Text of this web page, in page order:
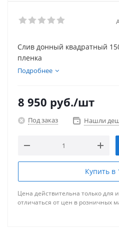
Слив донный квадратный
пленка
Подробнее
8 950 руб./шт
Под заказ Нашли
Купить в
Цена действительна только для
отличаться от цен в розничных